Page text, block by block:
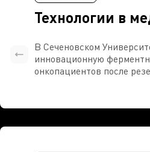
Технологии в
В Сеченовском
инновационную
онкопациентов после